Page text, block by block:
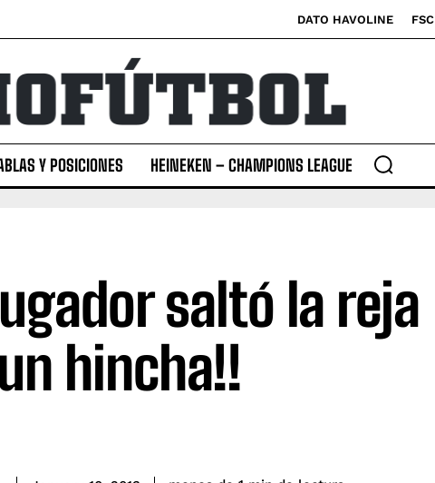
DATO HAVOLINE FSC
Y POSICIONES HEINEKEN – CHAMPIONS LEAGUE
saltó la reja
hincha!!